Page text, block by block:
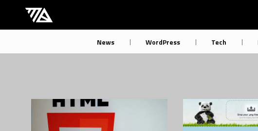
[M] mbdb [モバデビ]
News WordPress Tech